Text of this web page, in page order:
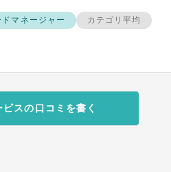
マネージャー カテゴリ平均
ビスの口コミを書く